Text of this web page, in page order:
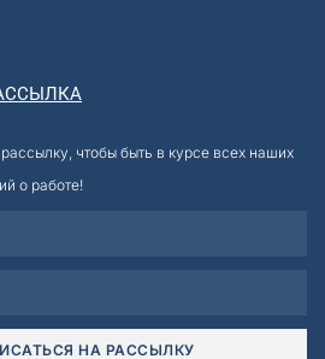
чтобы быть в курсе всех наших
о работе!
НА РАССЫЛКУ